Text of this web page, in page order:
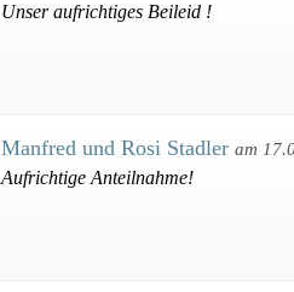
Unser aufrichtiges Beileid !
Manfred und Rosi Stadler am
Aufrichtige Anteilnahme!